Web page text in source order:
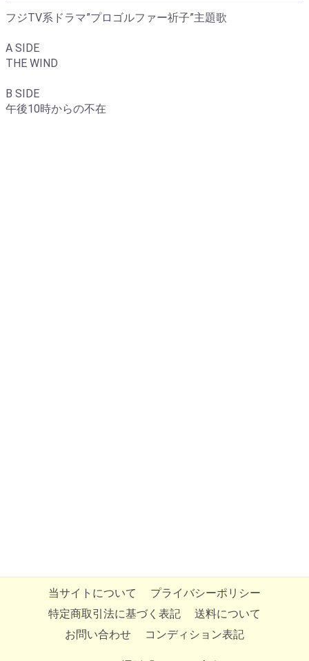
フジTV系ドラマ”プロゴルファー祈子”主題歌
A SIDE
THE WIND
B SIDE
午後10時からの不在
当サイトについて
プライバシーポリシー
特定商取引法に基づく表記
送料について
お問い合わせ
コンディション表記